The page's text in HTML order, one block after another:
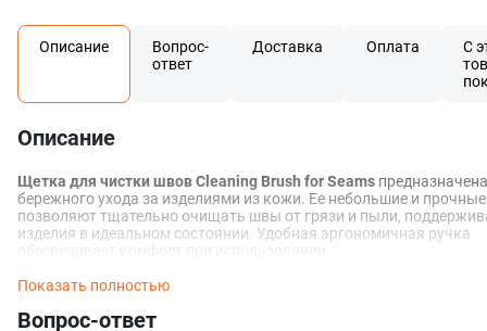
Описание
Вопрос-
ответ
Доставка Оплата
С
Описание
Щетка для чистки швов Cleaning Brush for Seams
бережного ухода за изделиями из кожи. Ее небольшие и
позволяют тщательно очищать швы от грязи и пыли,
изделия в идеальном состоянии. Удобная эргономичная ручка
обеспечивает комфорт при использовании.
Показать полностью
Вопрос-ответ